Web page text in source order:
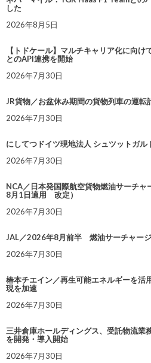
した
2026年8月5日
【トドケール】マルチキャリア化に向
とのAPI連携を開始
2026年7月30日
JR貨物／お盆休み期間の貨物列車の運転
2026年7月30日
にしてつドイツ現地法人 シュツットガ
2026年7月30日
NCA／日本発国際航空貨物燃油サーチ
8月1日適用 改定）
2026年7月30日
JAL／2026年8月前半 燃油サーチャー
2026年7月30日
椿本チエイン／再生可能エネルギーを活
現を加速
2026年7月30日
三井倉庫ホールディングス、受託物流業
を開発・導入開始
2026年7月30日